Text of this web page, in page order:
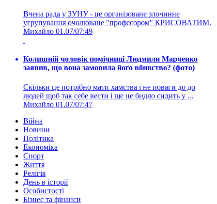
Вчена рада у ЗУНУ - це організоване злочинне
угрупування очолюване "професором" КРИСОВАТИМ.
Михайло 01.07/07:49
Колишній чоловік помічниці Людмили Марченко
заявив, що вона замовила його вбивство? (фото)
Скільки це потрібно мати хамства і не поваги до до
людей щоб так себе вести і ще це бидло сидить у ...
Михайло 01.07/07:47
Війна
Новини
Політика
Економіка
Спорт
Життя
Релігія
День в історії
Особистості
Бізнес та фінанси